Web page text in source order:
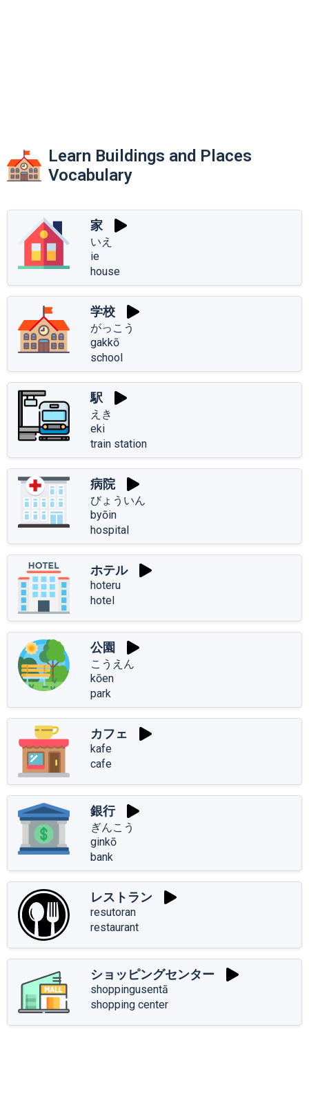
Learn Buildings and Places
Vocabulary
家
いえ
ie
house
学校
がっこう
gakkō
school
駅
えき
eki
train station
病院
びょういん
byōin
hospital
ホテル
hoteru
hotel
公園
こうえん
kōen
park
カフェ
kafe
cafe
銀行
ぎんこう
ginkō
bank
レストラン
resutoran
restaurant
ショッピングセンター
shoppingusentā
shopping center